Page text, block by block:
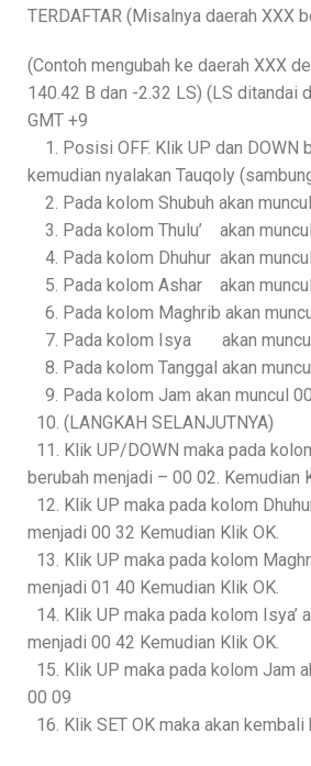
TERDAFTAR (Misalnya daerah XXX
(Contoh mengubah ke daerah XXX
140.42 B dan -2.32 LS) (LS ditandai
GMT +9
1. Posisi OFF. Klik UP dan DOWN
kemudian nyalakan Tauqoly
2. Pada kolom Shubuh akan
3. Pada kolom Thulu’ akan
4. Pada kolom Dhuhur akan
5. Pada kolom Ashar akan
6. Pada kolom Maghrib akan
7. Pada kolom Isya akan
8. Pada kolom Tanggal akan
9. Pada kolom Jam akan muncul 00
10. (LANGKAH SELANJUTNYA)
11. Klik UP/DOWN maka pada
berubah menjadi – 00 02. Kemudian
12. Klik UP maka pada kolom
menjadi 00 32 Kemudian Klik OK.
13. Klik UP maka pada kolom
menjadi 01 40 Kemudian Klik OK.
14. Klik UP maka pada kolom Isya’
menjadi 00 42 Kemudian Klik OK.
15. Klik UP maka pada kolom Jam
00 09
16. Klik SET OK maka akan